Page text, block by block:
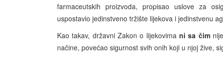
farmaceutskih proizvoda, propisao uslove za
uspostavio jedinstveno tržište lijekova i jedinstvenu
Kao takav, državni Zakon o lijekovima ni sa čim
načine, povećao sigurnost svih onih koji u njoj žive,